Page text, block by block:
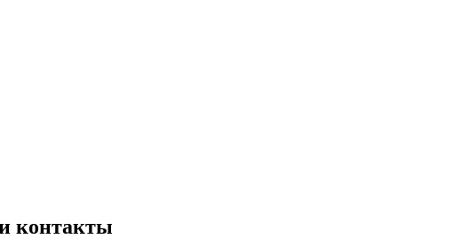
контакты